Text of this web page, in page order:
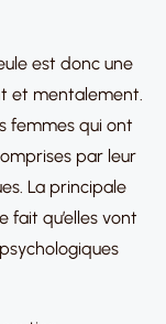
est donc une
et mentalement.
femmes qui ont
par leur
La principale
fait qu’elles vont